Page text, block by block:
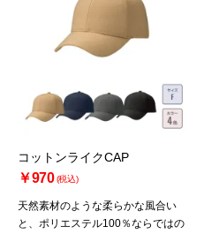
コットンライクCAP
￥970 (税込)
天然素材のような柔らかな風合い
と、ポリエステル100％ならではの